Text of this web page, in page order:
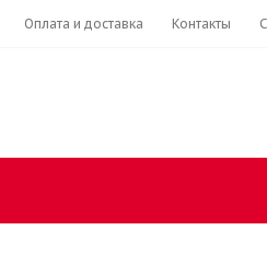
Оплата и доставка Контакты